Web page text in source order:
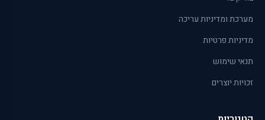
מערכת ומדיניות עריכה
מדיניות פרטיות
תנאי שימוש
זכויות יוצרים